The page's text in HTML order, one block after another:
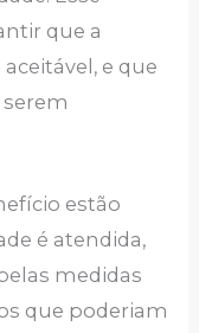
que a
e que
estão
é atendida,
medidas
que poderiam